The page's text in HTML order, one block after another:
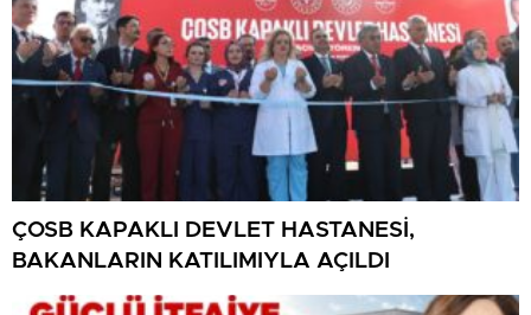
ÇOSB KAPAKLI DEVLET HASTANESİ,
BAKANLARIN KATILIMIYLA AÇILDI